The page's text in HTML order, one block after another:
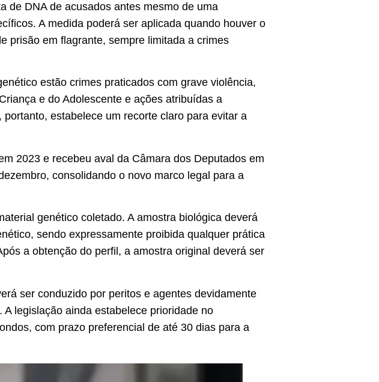
de DNA de acusados antes mesmo de uma
A medida poderá ser aplicada quando houver o
prisão em flagrante, sempre limitada a crimes
estão crimes praticados com grave violência,
e do Adolescente e ações atribuídas a
estabelece um recorte claro para evitar a
2023 e recebeu aval da Câmara dos Deputados em
consolidando o novo marco legal para a
genético coletado. A amostra biológica deverá
sendo expressamente proibida qualquer prática
a obtenção do perfil, a amostra original deverá ser
ser conduzido por peritos e agentes devidamente
legislação ainda estabelece prioridade no
com prazo preferencial de até 30 dias para a